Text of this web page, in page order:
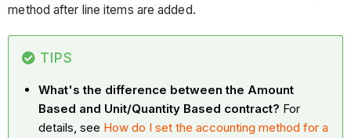
method after line items are added.
TIPS
What's the difference between the Amount
Based and Unit/Quantity Based contract? For
details, see How do I set the accounting method for a